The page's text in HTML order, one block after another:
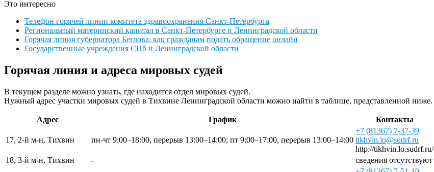
Это интересно
Телефон горячей линии комитета здравоохранения Санкт-Петербурга
Региональный материнский капитал в Санкт-Петербурге и Ленинградской области
Горячая линия губернатора Беглова: как гражданам подать обращение онлайн
Государственные учреждения СПб и Ленинградской области
Горячая линия и адреса мировых судей
В текущем разделе можно узнать, где находится отдел мировых судей.
Нужный адрес участки мировых судей в Тихвине Ленинградской области можно найти в таблице, представленной ниже.
Адрес График Контакты
17, 2-й м-н, Тихвин пн-чт 9:00–18:00, перерыв 13:00–14:00; пт 9:00–17:00, перерыв 13:00–14:00
+7 (81367) 7-37-39
tikhvin.lo@sudrf.ru
http://tikhvin.lo.sudrf.ru/
18, 3-й м-н, Тихвин
- сведения отсутствуют